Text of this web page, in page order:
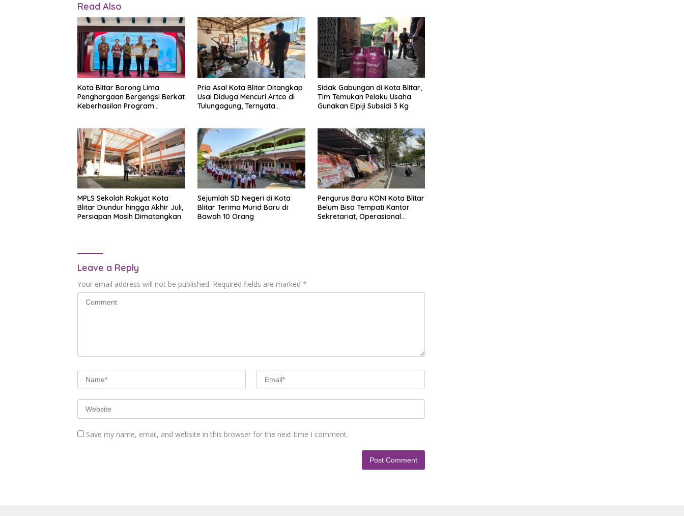
Read Also
Kota Blitar Borong Lima
Penghargaan Bergengsi Berkat
Keberhasilan Program
Pria Asal Kota Blitar Ditangkap
Usai Diduga Mencuri Artco di
Tulungagung, Ternyata
Sidak Gabungan di Kota Blitar,
Tim Temukan Pelaku Usaha
Gunakan Elpiji Subsidi 3 Kg
MPLS Sekolah Rakyat Kota
Blitar Diundur hingga Akhir Juli,
Persiapan Masih Dimatangkan
Sejumlah SD Negeri di Kota
Blitar Terima Murid Baru di
Bawah 10 Orang
Pengurus Baru KONI Kota Blitar
Belum Bisa Tempati Kantor
Sekretariat, Operasional
Leave a Reply
Your email address will not be published. Required fields are marked *
Save my name, email, and website in this browser for the next time I comment.